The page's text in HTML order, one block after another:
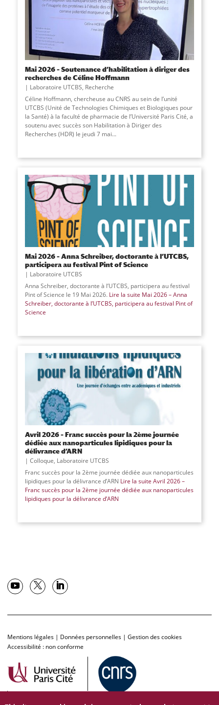
Mai 2026 – Soutenance d’habilitation à diriger des
recherches de Céline Hoffmann
Laboratoire UTCBS, Recherche
Céline Hoffmann, chercheuse au CNRS au sein de l’unité
UTCBS (Unité de Technologies Chimiques et Biologiques pour
la Santé) à la faculté de pharmacie de l’Université Paris Cité, a
soutenu avec succès son Habilitation à Diriger des
Recherches (HDR) le jeudi 7 mai...
Mai 2026 – Anna Schreiber, doctorante à l’UTCBS,
participera au festival Pint of Science
Laboratoire UTCBS
Anna Schreiber, doctorante à l’UTCBS, participera au festival
Pint of Science le 19 Mai 2026. Lire la suite Mai 2026 – Anna
Schreiber, doctorante à l’UTCBS, participera au festival Pint of
Science
Avril 2026 – Franc succès pour la 2ème journée
dédiée aux nanoparticules lipidiques pour la
délivrance d’ARN
Colloque, Laboratoire UTCBS
Franc succès pour la 2ème journée dédiée aux nanoparticules
lipidiques pour la délivrance d’ARN Lire la suite Avril 2026 –
Franc succès pour la 2ème journée dédiée aux nanoparticules
lipidiques pour la délivrance d’ARN
Mentions légales | Données personnelles | Gestion des cookies
Accessibilité : non conforme